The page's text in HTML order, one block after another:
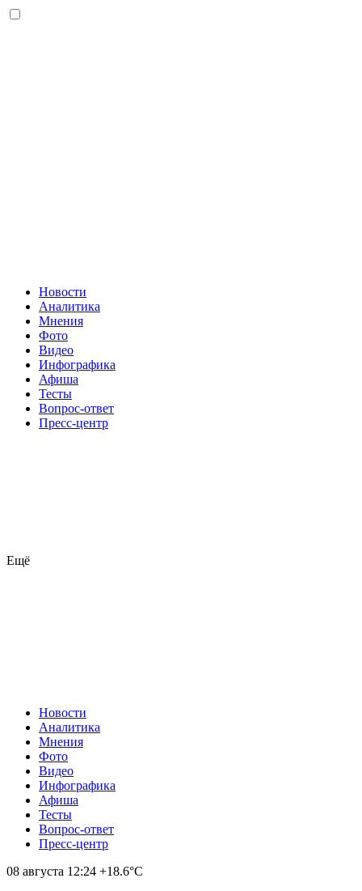
Новости
Аналитика
Мнения
Фото
Видео
Инфографика
Афиша
Тесты
Вопрос-ответ
Пресс-центр
Ещё
Новости
Аналитика
Мнения
Фото
Видео
Инфографика
Афиша
Тесты
Вопрос-ответ
Пресс-центр
08 августа 12:24 +18.6°С